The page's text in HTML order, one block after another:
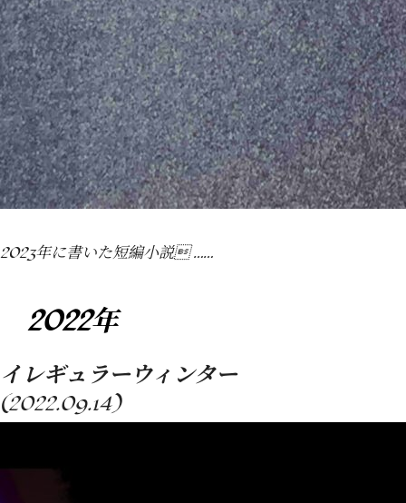
2023年に書いた短編小説 ……
2022年
イレギュラーウィンター
(2022.09.14)